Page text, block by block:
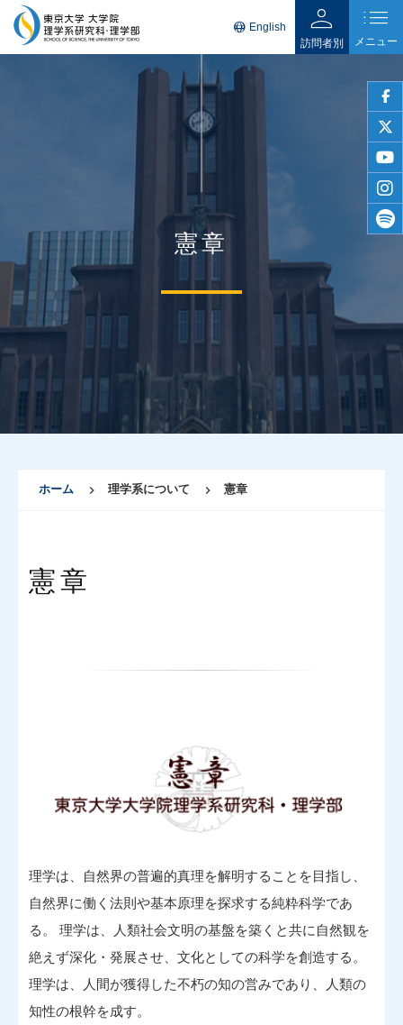
twitter
language English person
訪問者別
list
メニュー
憲章
ホーム 理学系について 憲章
憲章
理学は、自然界の普遍的真理を解明することを目指し、
自然界に働く法則や基本原理を探求する純粋科学であ
る。 理学は、人類社会文明の基盤を築くと共に自然観を
絶えず深化・発展させ、文化としての科学を創造する。
理学は、人間が獲得した不朽の知の営みであり、人類の
知性の根幹を成す。